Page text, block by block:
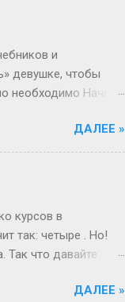
Тут уже веселее
оказаться
воскресенье. Бинго!
и
девушке, чтобы
необходимо Начнём
что здоровье
Но это всё
мифы? «Ты должна
Да, для
ДАЛЕЕ »
курсов в
так: четыре . Но!
Так что давайте
после школы.
ДАЛЕЕ »